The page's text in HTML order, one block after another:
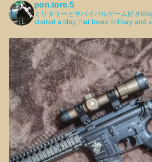
pon.tore.5
ミリタリーとサバイバルゲーム好き
started a blog that loves military and